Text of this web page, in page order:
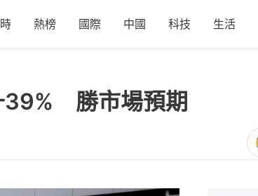
熱榜 國際 中國 科技 生活
39% 勝市場預期